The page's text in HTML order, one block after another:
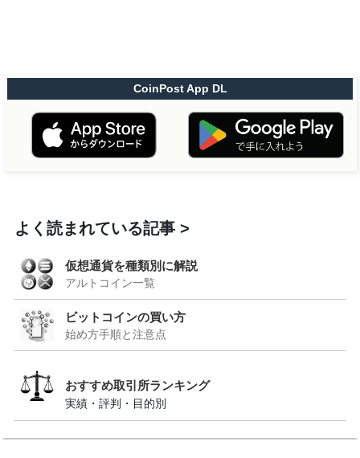
CoinPost App DL
よく読まれている記事
仮想通貨を種類別に解説
アルトコイン一覧
ビットコインの買い方
始め方手順と注意点
おすすめ取引所ランキング
実績・評判・目的別